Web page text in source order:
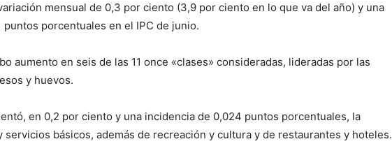
mensual de 0,3 por ciento (3,9 por ciento en lo que va del año) y una
puntos porcentuales en el IPC de junio.
aumento en seis de las 11 once «clases» consideradas, lideradas por las
y huevos.
en 0,2 por ciento y una incidencia de 0,024 puntos porcentuales, la
servicios básicos, además de recreación y cultura y de restaurantes y hoteles.